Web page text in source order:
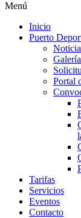
Menú
Inicio
Puerto
Portal
Tarifas
Servicios
Eventos
Contacto